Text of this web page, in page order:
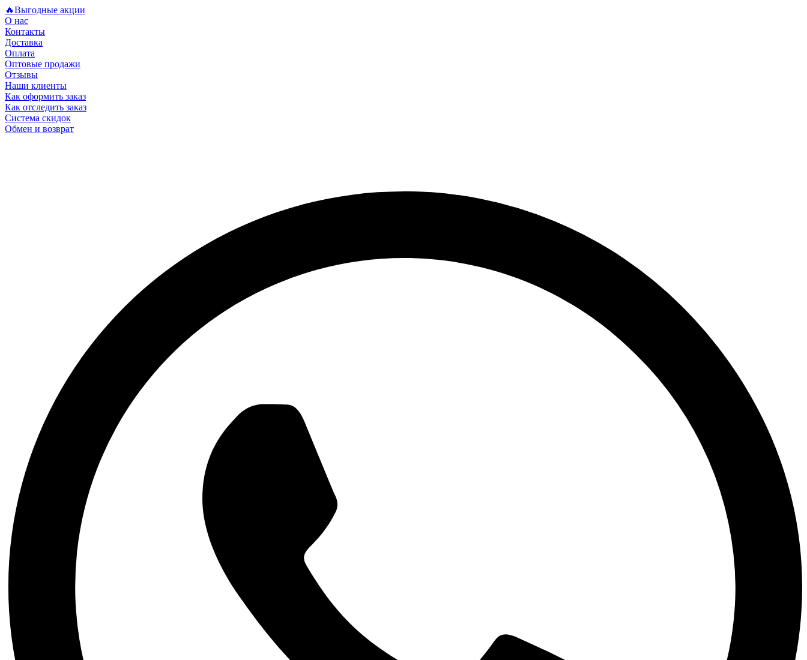
🔥Выгодные акции
О нас
Контакты
Доставка
Оплата
Оптовые продажи
Отзывы
Наши клиенты
Как оформить заказ
Как отследить заказ
Система скидок
Обмен и возврат